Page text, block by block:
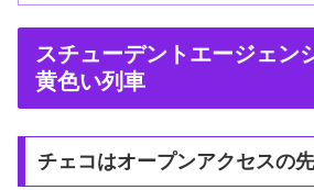
スチューデントエージェン
黄色い列車
チェコはオープンアクセスの